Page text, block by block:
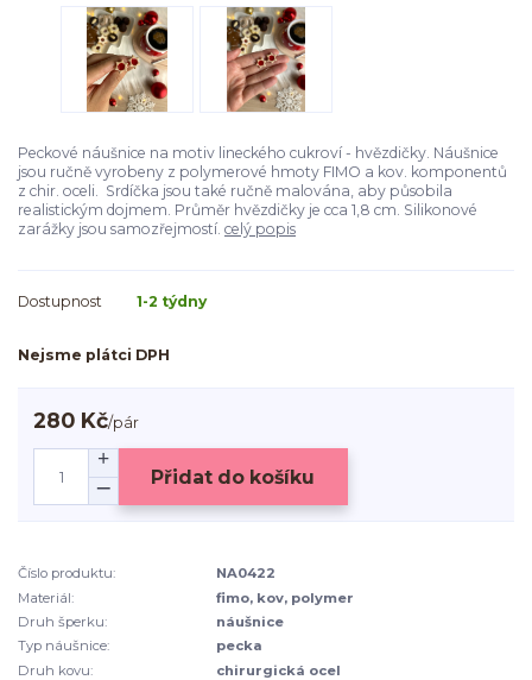
Peckové náušnice na motiv lineckého cukroví - hvězdičky. Náušnice
jsou ručně vyrobeny z polymerové hmoty FIMO a kov. komponentů
z chir. oceli. Srdíčka jsou také ručně malována, aby působila
realistickým dojmem. Průměr hvězdičky je cca 1,8 cm. Silikonové
zarážky jsou samozřejmostí. celý popis
Dostupnost 1-2 týdny
Nejsme plátci DPH
280 Kč/pár
Přidat do košíku
Číslo produktu:
NA0422
Materiál:
fimo, kov, polymer
Druh šperku:
náušnice
Typ náušnice:
pecka
Druh kovu:
chirurgická ocel